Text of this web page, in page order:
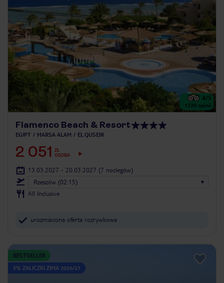
4/5
1320 opinii
Flamenco Beach & Resort
EGIPT MARSA ALAM EL QUSEIR
2 051
ZŁ
OSOBA
13.03.2027 - 20.03.2027 (7 noclegów)
Rzeszów (02:15)
All Inclusive
urozmaicona oferta rozrywkowa
BESTSELLER
5% ZALICZKI ZIMA 2026/27